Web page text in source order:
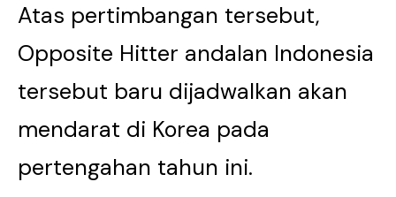
Atas pertimbangan tersebut,
Opposite Hitter andalan Indonesia
tersebut baru dijadwalkan akan
mendarat di Korea pada
pertengahan tahun ini.